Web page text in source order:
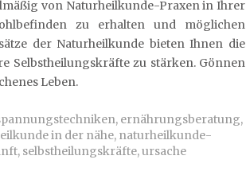
von Naturheilkunde-Praxen in Ihrer
zu erhalten und möglichen
der Naturheilkunde bieten Ihnen die
Selbstheilungskräfte zu stärken. Gönnen
Leben.
, ernährungsberatung,
in der nähe, naturheilkunde-
, selbstheilungskräfte,ursache